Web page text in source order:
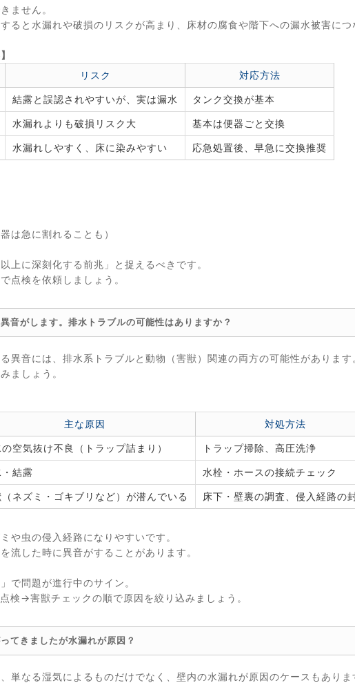
ません。
ると水漏れや破損のリスクが高まり、床材の腐食や階下への漏水被害に
リスク 対応方法
結露と誤認されやすいが、実は漏水 タンク交換が基本
水漏れよりも破損リスク大 基本は便器ごと交換
水漏れしやすく、床に染みやすい 応急処置後、早急に交換推奨
は急に割れることも）
上に深刻化する前兆」と捉えるべきです。
点検を依頼しましょう。
音がします。排水トラブルの可能性はありますか？
異音には、排水系トラブルと動物（害獣）関連の両方の可能性があります
ましょう。
主な原因 対処方法
空気抜け不良（トラップ詰まり） トラップ掃除、高圧洗浄
結露 水栓・ホースの接続チェック
ネズミ・ゴキブリなど）が潜んでいる 床下・壁裏の調査、侵入経路の
や虫の侵入経路になりやすいです。
流した時に異音がすることがあります。
で問題が進行中のサイン。
検→害獣チェックの順で原因を絞り込みましょう。
てきましたが水漏れが原因？
単なる湿気によるものだけでなく、壁内の水漏れが原因のケースもありま